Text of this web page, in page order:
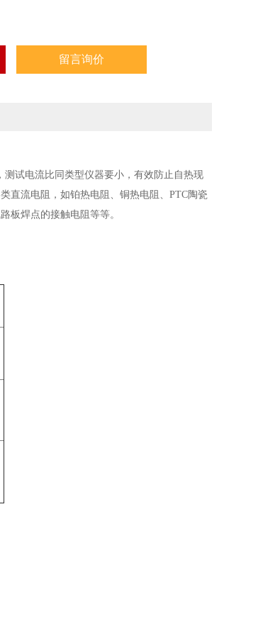
留言询价
试电流比同类型仪器要小，有效防止自热现
直流电阻，如铂热电阻、铜热电阻、PTC陶瓷
板焊点的接触电阻等等。